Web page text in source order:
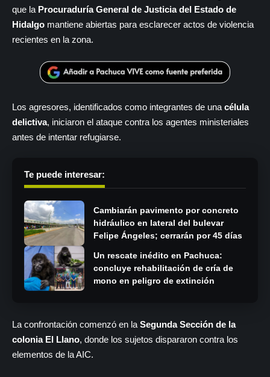
que la Procuraduría General de Justicia del Estado de
Hidalgo mantiene abiertas para esclarecer actos de violencia
recientes en la zona.
Los agresores, identificados como integrantes de una célula
delictiva, iniciaron el ataque contra los agentes ministeriales
antes de intentar refugiarse.
Te puede interesar:
Cambiarán pavimento por concreto
hidráulico en lateral del bulevar
Felipe Ángeles; cerrarán por 45 días
Un rescate inédito en Pachuca:
concluye rehabilitación de cría de
mono en peligro de extinción
La confrontación comenzó en la Segunda Sección de la
colonia El Llano, donde los sujetos dispararon contra los
elementos de la AIC.